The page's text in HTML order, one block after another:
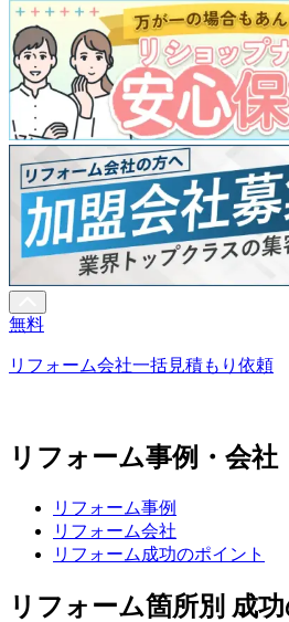
無料
リフォーム会社一括見積もり依頼
リフォーム事例・会社
リフォーム事例
リフォーム会社
リフォーム成功のポイント
リフォーム箇所別 成